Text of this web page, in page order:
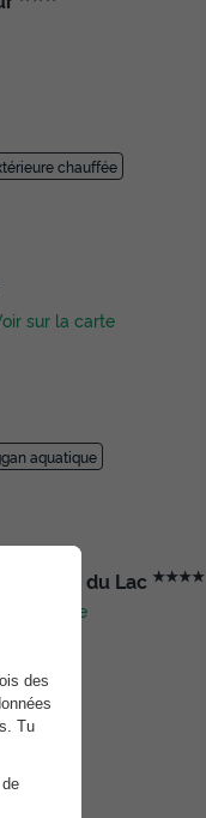
chauffée
sur la carte
aquatique
du Lac ★★★★
sur la carte